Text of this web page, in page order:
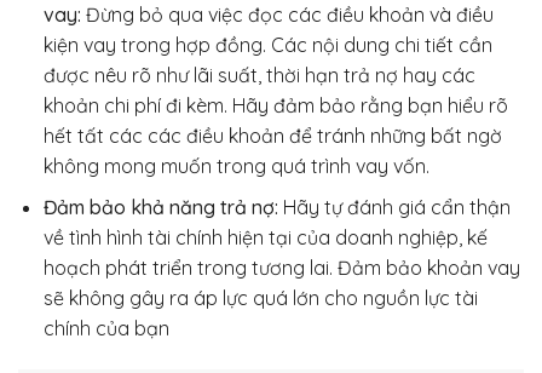
vay: Đừng bỏ qua việc đọc các điều khoản và điều
kiện vay trong hợp đồng. Các nội dung chi tiết cần
được nêu rõ như lãi suất, thời hạn trả nợ hay các
khoản chi phí đi kèm. Hãy đảm bảo rằng bạn hiểu rõ
hết tất các các điều khoản để tránh những bất ngờ
không mong muốn trong quá trình vay vốn.
Đảm bảo khả năng trả nợ: Hãy tự đánh giá cẩn thận
về tình hình tài chính hiện tại của doanh nghiệp, kế
hoạch phát triển trong tương lai. Đảm bảo khoản vay
sẽ không gây ra áp lực quá lớn cho nguồn lực tài
chính của bạn